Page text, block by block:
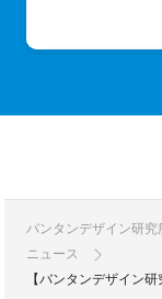
バンタンデザイン研
ニュース
【バンタンデザイン